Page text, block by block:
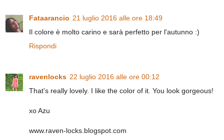
Fataarancio 21 luglio 2016 alle ore 18:49
Il colore è molto carino e sarà perfetto per l'autunno :)
Rispondi
ravenlocks 22 luglio 2016 alle ore 00:12
That's really lovely. I like the color of it. You look gorgeous!
xo Azu
www.raven-locks.blogspot.com